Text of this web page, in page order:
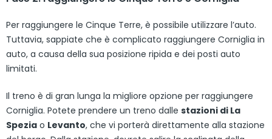
Per raggiungere le Cinque Terre, è possibile utilizzare l’auto.
Tuttavia, sappiate che è complicato raggiungere Corniglia in
auto, a causa della sua posizione ripida e dei posti auto
limitati.
Il treno è di gran lunga la migliore opzione per raggiungere
Corniglia. Potete prendere un treno dalle stazioni di La
Spezia o Levanto, che vi porterà direttamente alla stazione